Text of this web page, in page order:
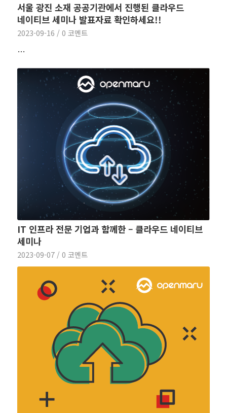
서울 광진 소재 공공기관에서 진행된 클라우드
네이티브 세미나 발표자료 확인하세요!!
2023-09-16 / 0 코멘트
…
IT 인프라 전문 기업과 함께한 – 클라우드 네이티브
세미나
2023-09-07 / 0 코멘트